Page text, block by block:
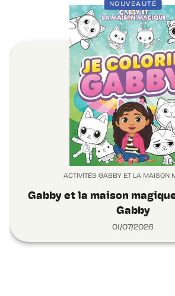
NOUVEAUTÉ
ACTIVITÉS GABBY ET LA MAISON
Gabby et la maison
Gabby
01/07/2026